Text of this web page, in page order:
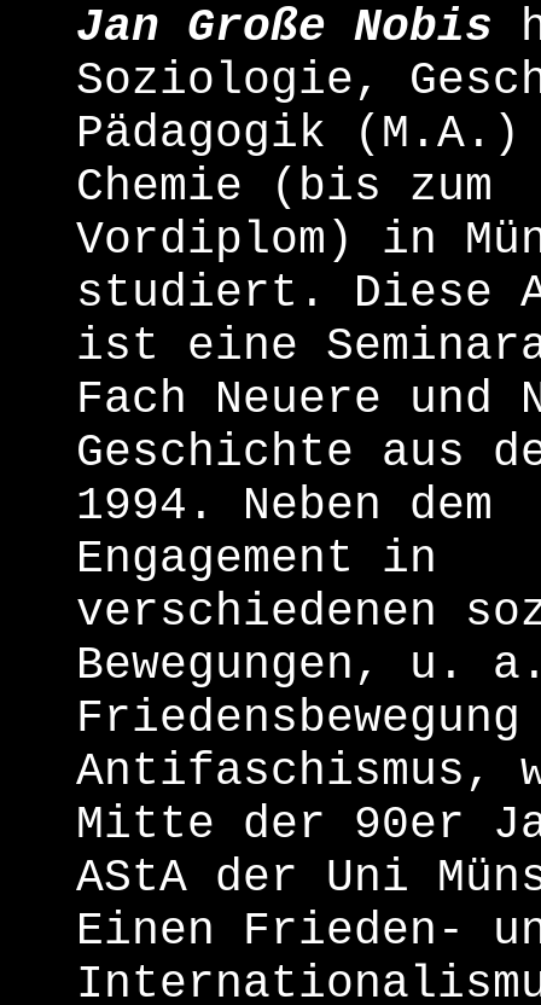
Jan Große Nobis
Soziologie,
Pädagogik (M.A.)
Chemie (bis zum
Vordiplom) in
studiert. Diese
ist eine
Fach Neuere und
Geschichte aus
1994. Neben dem
Engagement in
verschiedenen
Bewegungen, u.
Antifaschismus,
Mitte der 90er
AStA der Uni
Einen Frieden-